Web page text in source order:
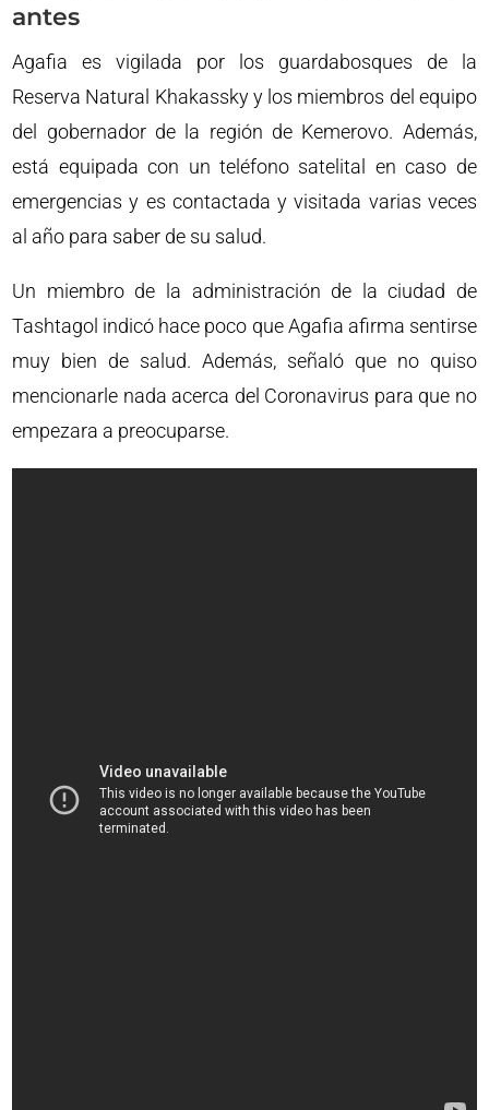
antes
Agafia es vigilada por los guardabosques de la
Reserva Natural Khakassky y los miembros del equipo
del gobernador de la región de Kemerovo. Además,
está equipada con un teléfono satelital en caso de
emergencias y es contactada y visitada varias veces
al año para saber de su salud.
Un miembro de la administración de la ciudad de
Tashtagol indicó hace poco que Agafia afirma sentirse
muy bien de salud. Además, señaló que no quiso
mencionarle nada acerca del Coronavirus para que no
empezara a preocuparse.